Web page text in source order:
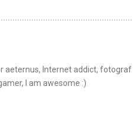
aeternus, Internet addict, fotograf
I am awesome :)